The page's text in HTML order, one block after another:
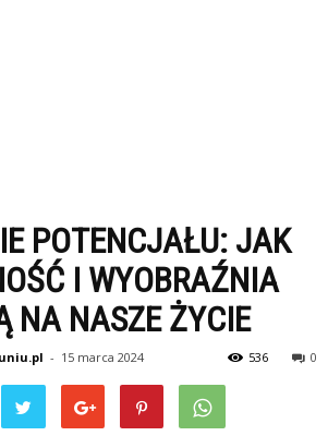
POTENCJAŁU: JAK
I WYOBRAŹNIA
NA NASZE ŻYCIE
- 15 marca 2024 0
536